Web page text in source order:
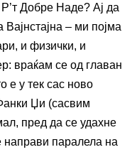
Р’т Добре Наде? Ај да
– ми појма
и физички, и
враќам се од главан
е у тек сас ново
Џи (сасвим
пред да се удахне
направи паралела на